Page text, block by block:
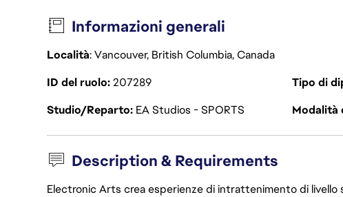
Informazioni generali
Località: Vancouver, British Columbia, Canada
ID del ruolo207289 Tipo di
Studio/Reparto EA Studios - SPORTS Modalità
Description & Requirements
Electronic Arts crea esperienze di intrattenimento di livello